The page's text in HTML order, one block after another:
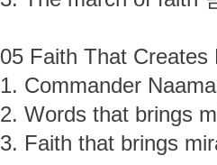
05 Faith That
1. Commander
2. Words that brings
3. Faith that brings